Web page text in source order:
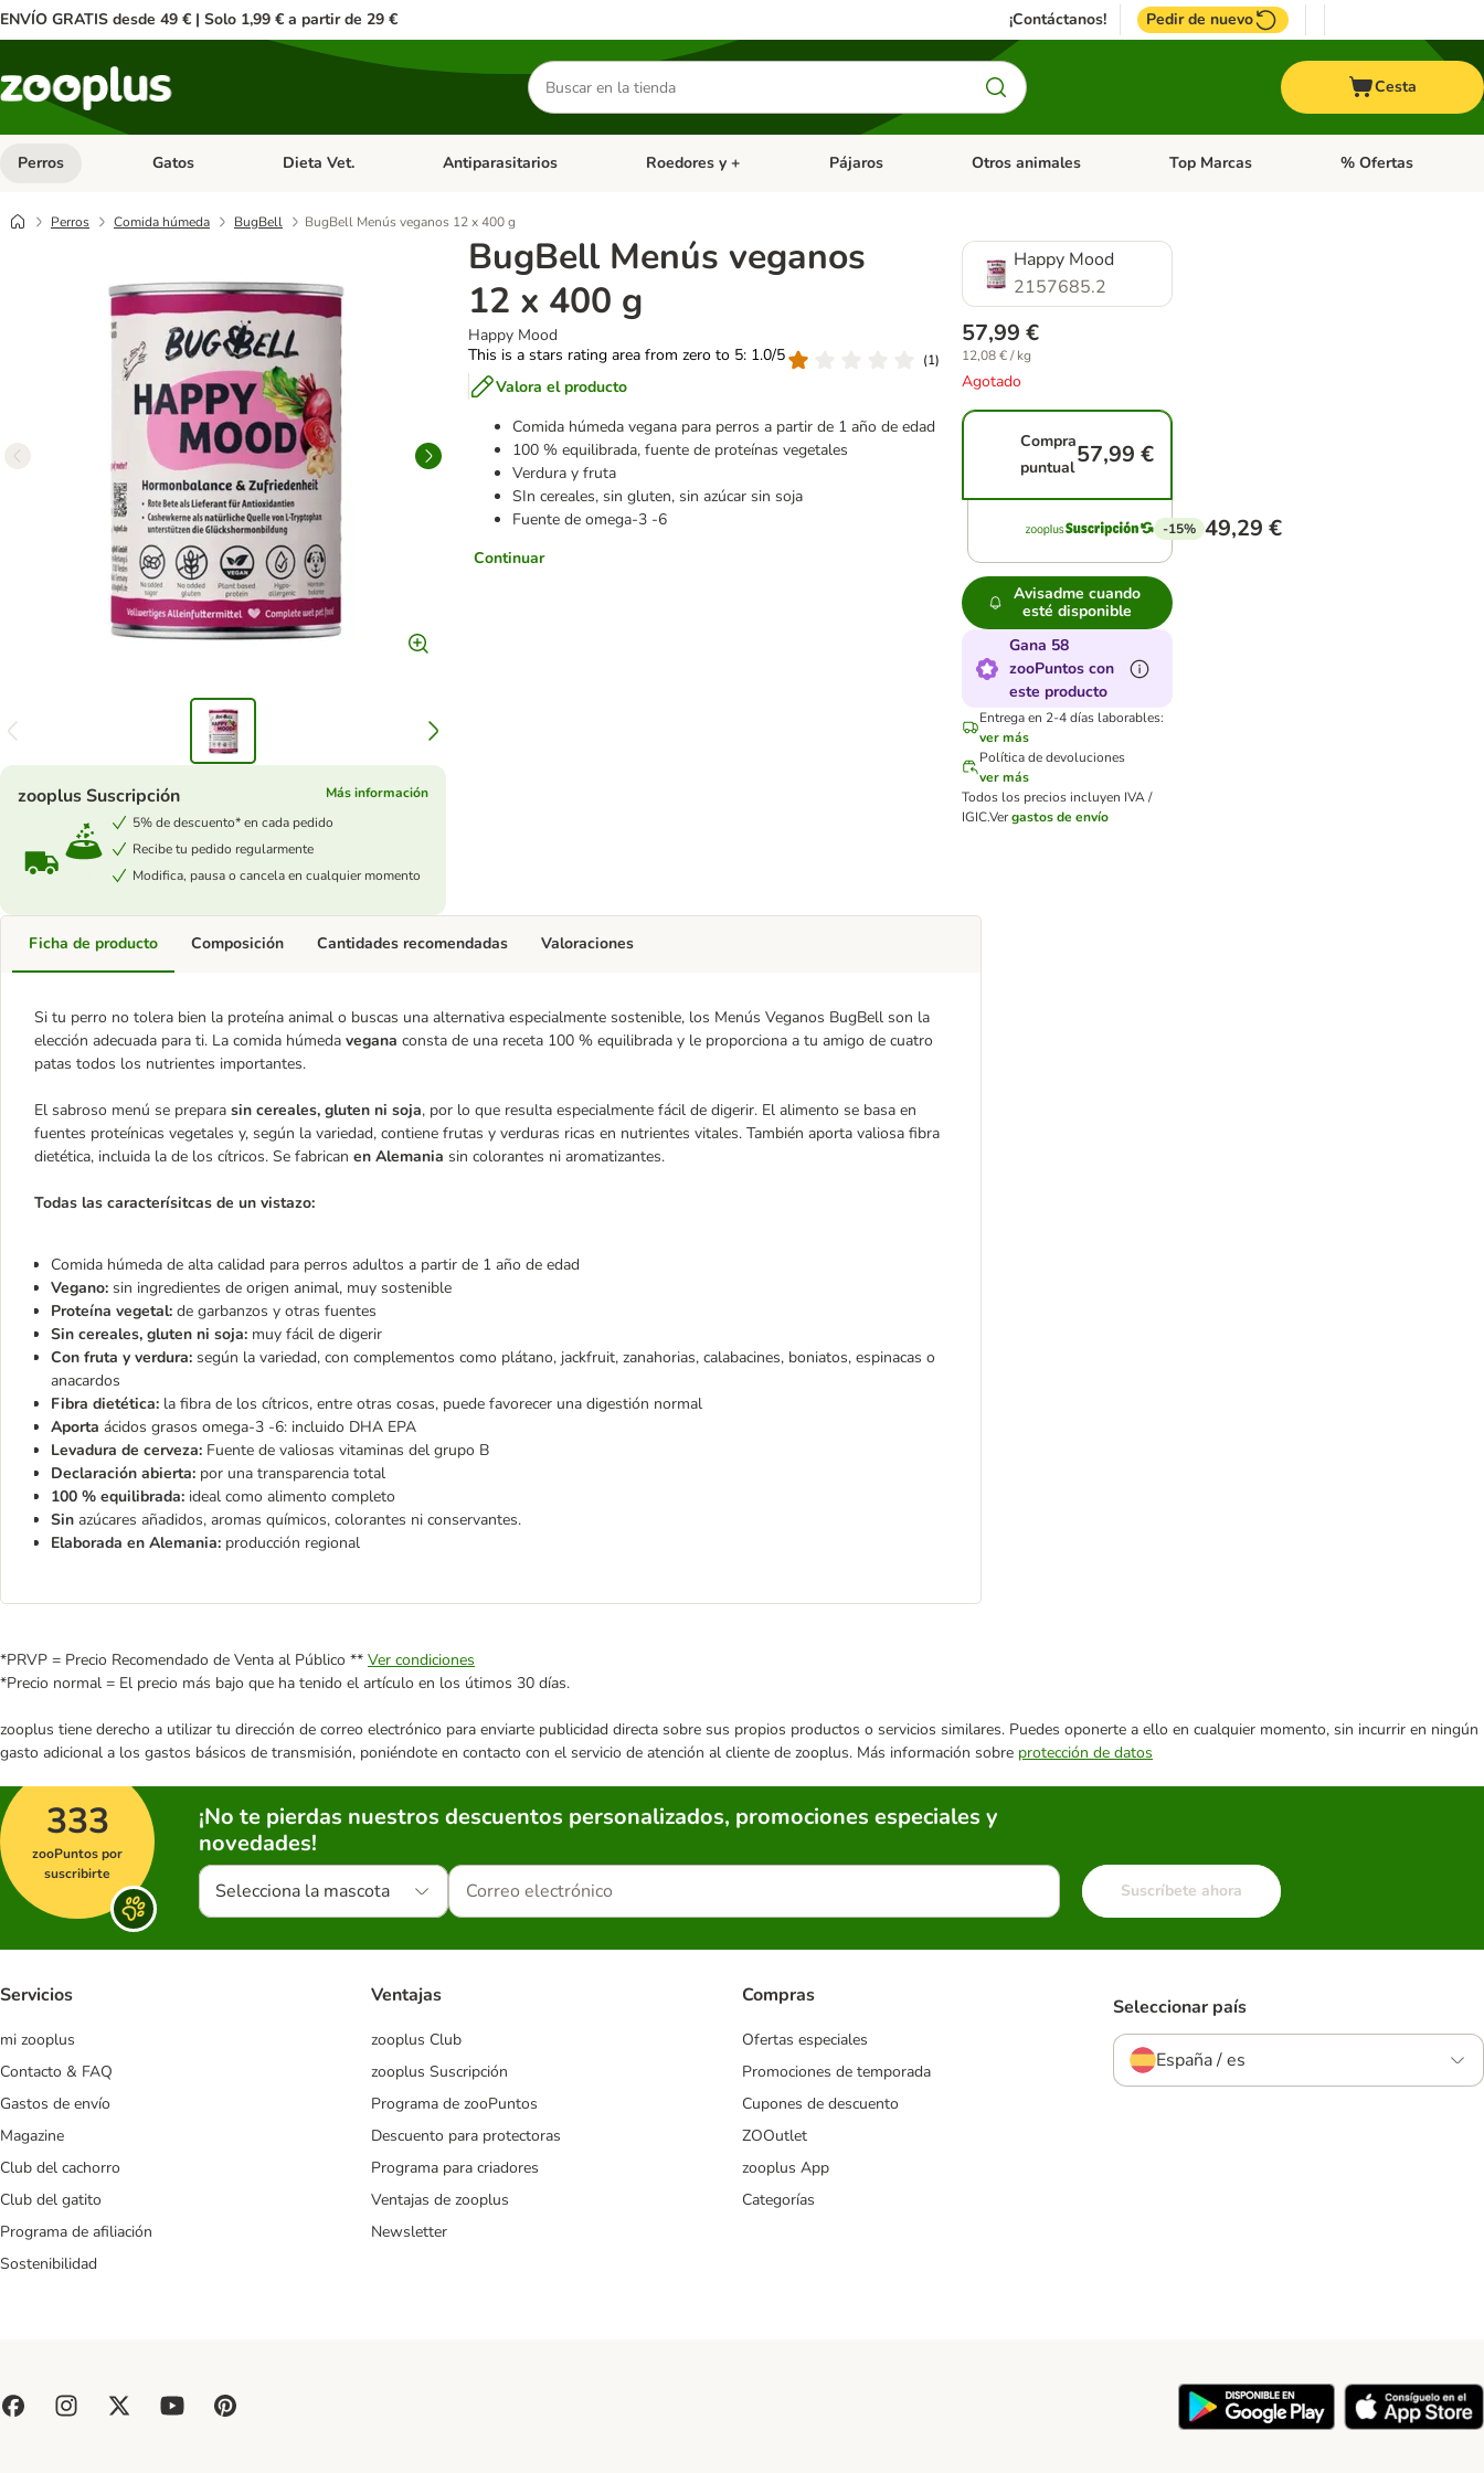
ENVÍO GRATIS desde 49 € | Solo 1,99 € a partir de 29 € ¡Contáctanos! Pedir de nuevo
Buscar
productos
Cesta
Perros Menú de categoria abierto: Perros
Gatos Menú de categoria abierto: Gatos
Dieta Vet. Menú de categoria abierto: Dieta Vet.
Antiparasitarios Menú de categoria abierto: Antiparasitarios
Roedores y + Menú de categoria abierto: Roedores y +
Pájaros Menú de categoria abierto: Pájaros
Otros animales Menú de categoria abierto: Otros animales
Top Marcas Menú de categoria
% Ofertas
Perros Comida húmeda BugBell BugBell Menús veganos 12 x 400 g
BugBell Menús veganos
12 x 400 g
Happy Mood
This is a stars rating area from zero to 5: 1.0/5
(1)
Valora el producto
Comida húmeda vegana para perros a partir de 1 año de edad
100 % equilibrada, fuente de proteínas vegetales
Verdura y fruta
SIn cereales, sin gluten, sin azúcar sin soja
Fuente de omega-3 -6
Continuar
zooplus Suscripción
Más información
5% de descuento* en cada pedido
Recibe tu pedido regularmente
Modifica, pausa o cancela en cualquier momento
Happy Mood
2157685.2
57,99 €
12,08 € / kg
Agotado
Compra
puntual57,99 €
-15% 49,29 €
Avisadme cuando
esté disponible
Gana 58
zooPuntos con
este producto
Entrega en 2-4 días laborables:
ver más
Política de devoluciones
ver más
Todos los precios incluyen IVA /
IGIC.Vergastos de envío
Ficha de producto
Si tu perro no tolera bien la proteína animal o buscas una alternativa especialmente sostenible, los Menús Veganos BugBell son la
elección adecuada para ti. La comida húmeda vegana consta de una receta 100 % equilibrada y le proporciona a tu amigo de cuatro
patas todos los nutrientes importantes.
El sabroso menú se prepara sin cereales, gluten ni soja, por lo que resulta especialmente fácil de digerir. El alimento se basa en
fuentes proteínicas vegetales y, según la variedad, contiene frutas y verduras ricas en nutrientes vitales. También aporta valiosa fibra
dietética, incluida la de los cítricos. Se fabrican en Alemania sin colorantes ni aromatizantes.
Todas las caracterísitcas de un vistazo:
Comida húmeda de alta calidad para perros adultos a partir de 1 año de edad
Vegano: sin ingredientes de origen animal, muy sostenible
Proteína vegetal: de garbanzos y otras fuentes
Sin cereales, gluten ni soja: muy fácil de digerir
Con fruta y verdura: según la variedad, con complementos como plátano, jackfruit, zanahorias, calabacines, boniatos, espinacas o
anacardos
Fibra dietética: la fibra de los cítricos, entre otras cosas, puede favorecer una digestión normal
Aporta ácidos grasos omega-3 -6: incluido DHA EPA
Levadura de cerveza: Fuente de valiosas vitaminas del grupo B
Declaración abierta: por una transparencia total
100 % equilibrada: ideal como alimento completo
Sin azúcares añadidos, aromas químicos, colorantes ni conservantes.
Elaborada en Alemania: producción regional
Composición Cantidades recomendadas Valoraciones
*PRVP = Precio Recomendado de Venta al Público ** Ver condiciones
*Precio normal = El precio más bajo que ha tenido el artículo en los útimos 30 días.
zooplus tiene derecho a utilizar tu dirección de correo electrónico para enviarte publicidad directa sobre sus propios productos o servicios similares. Puedes oponerte a ello en cualquier momento, sin incurrir en ningún
gasto adicional a los gastos básicos de transmisión, poniéndote en contacto con el servicio de atención al cliente de zooplus. Más información sobre protección de datos
333
zooPuntos por
suscribirte
¡No te pierdas nuestros descuentos personalizados, promociones especiales y
novedades!
Selecciona la mascota Suscríbete ahora
Servicios
mi zooplus
Contacto & FAQ
Gastos de envío
Magazine
Club del cachorro
Club del gatito
Programa de afiliación
Sostenibilidad
Ventajas
zooplus Club
zooplus Suscripción
Programa de zooPuntos
Descuento para protectoras
Programa para criadores
Ventajas de zooplus
Newsletter
Compras
Ofertas especiales
Promociones de temporada
Cupones de descuento
ZOOutlet
zooplus App
Categorías
Seleccionar país
España / es